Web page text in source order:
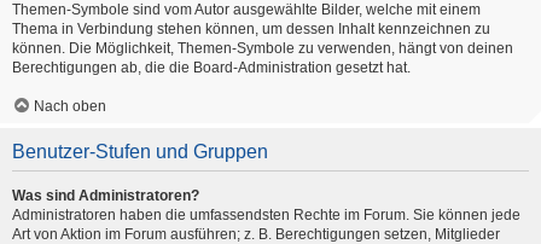
Themen-Symbole sind vom Autor ausgewählte Bilder, welche mit einem
Thema in Verbindung stehen können, um dessen Inhalt kennzeichnen zu
können. Die Möglichkeit, Themen-Symbole zu verwenden, hängt von deinen
Berechtigungen ab, die die Board-Administration gesetzt hat.
Nach oben
Benutzer-Stufen und Gruppen
Was sind Administratoren?
Administratoren haben die umfassendsten Rechte im Forum. Sie können jede
Art von Aktion im Forum ausführen; z. B. Berechtigungen setzen, Mitglieder